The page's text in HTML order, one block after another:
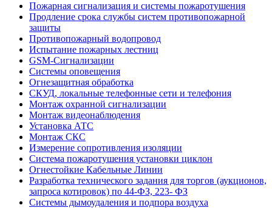
Пожарная сигнализация и системы пожаротушения
Продление срока службы систем противопожарной
защиты
Противопожарный водопровод
Испытание пожарных лестниц
GSM-Сигнализации
Системы оповещения
Огнезащитная обработка
СКУД, локальные телефонные сети и телефония
Монтаж охранной сигнализации
Монтаж видеонаблюдения
Установка АТС
Монтаж СКС
Измерение сопротивления изоляции
Система пожаротушения установки циклон
Огнестойкие Кабельные Линии
Разработка технического задания для торгов (аукционов,
запроса котировок) по 44-ФЗ, 223- ФЗ
Системы дымоудаления и подпора воздуха